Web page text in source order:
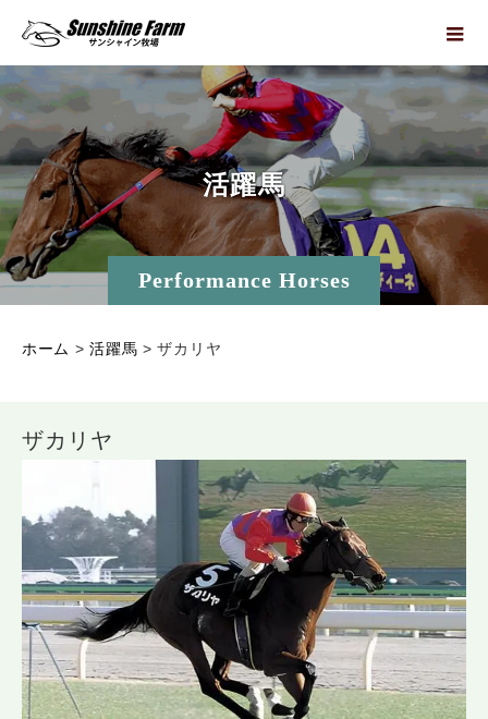
Performance Horses
活躍馬
ホーム >活躍馬 >ザカリヤ
ザカリヤ